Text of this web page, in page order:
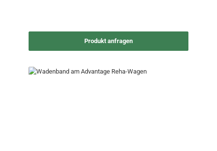
Produkt anfragen